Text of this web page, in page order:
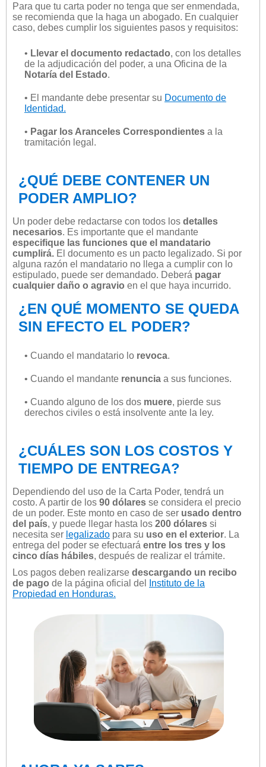
Para que tu carta poder no tenga que ser enmendada,
se recomienda que la haga un abogado. En cualquier
caso, debes cumplir los siguientes pasos y requisitos:
• Llevar el documento redactado, con los detalles
de la adjudicación del poder, a una Oficina de la
Notaría del Estado.
• El mandante debe presentar su Documento de
Identidad.
• Pagar los Aranceles Correspondientes a la
tramitación legal.
¿QUÉ DEBE CONTENER UN
PODER AMPLIO?
Un poder debe redactarse con todos los detalles
necesarios. Es importante que el mandante
especifique las funciones que el mandatario
cumplirá. El documento es un pacto legalizado. Si por
alguna razón el mandatario no llega a cumplir con lo
estipulado, puede ser demandado. Deberá pagar
cualquier daño o agravio en el que haya incurrido.
¿EN QUÉ MOMENTO SE QUEDA
SIN EFECTO EL PODER?
• Cuando el mandatario lo revoca.
• Cuando el mandante renuncia a sus funciones.
• Cuando alguno de los dos muere, pierde sus
derechos civiles o está insolvente ante la ley.
¿CUÁLES SON LOS COSTOS Y
TIEMPO DE ENTREGA?
Dependiendo del uso de la Carta Poder, tendrá un
costo. A partir de los 90 dólares se considera el precio
de un poder. Este monto en caso de ser usado dentro
del país, y puede llegar hasta los 200 dólares si
necesita ser legalizado para su uso en el exterior. La
entrega del poder se efectuará entre los tres y los
cinco días hábiles, después de realizar el trámite.
Los pagos deben realizarse descargando un recibo
de pago de la página oficial del
Instituto de la
Propiedad en Honduras.